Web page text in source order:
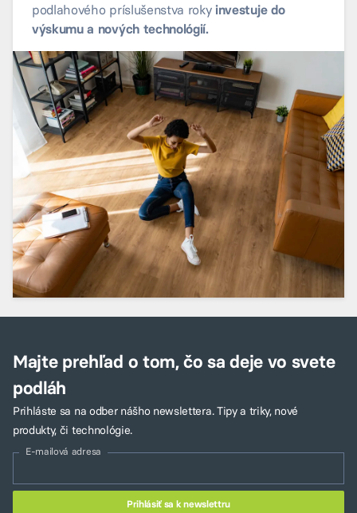
podlahového príslušenstva roky investuje do
výskumu a nových technológií.
Majte prehľad o tom, čo sa deje vo svete
podláh
Prihláste sa na odber nášho newslettera. Tipy a triky, nové
produkty, či technológie.
E-mailová adresa